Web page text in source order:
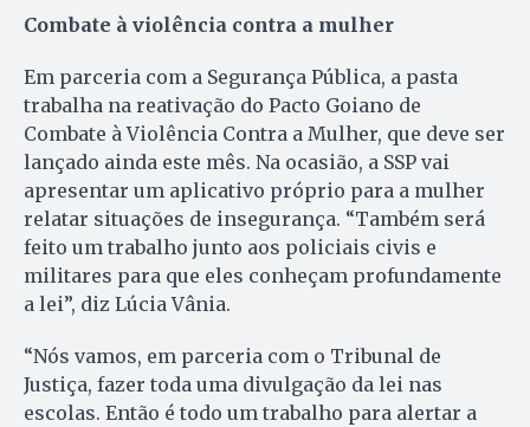
Combate à violência contra a mulher
Em parceria com a Segurança Pública, a pasta
trabalha na reativação do Pacto Goiano de
Combate à Violência Contra a Mulher, que deve ser
lançado ainda este mês. Na ocasião, a SSP vai
apresentar um aplicativo próprio para a mulher
relatar situações de insegurança. “Também será
feito um trabalho junto aos policiais civis e
militares para que eles conheçam profundamente
a lei”, diz Lúcia Vânia.
“Nós vamos, em parceria com o Tribunal de
Justiça, fazer toda uma divulgação da lei nas
escolas. Então é todo um trabalho para alertar a